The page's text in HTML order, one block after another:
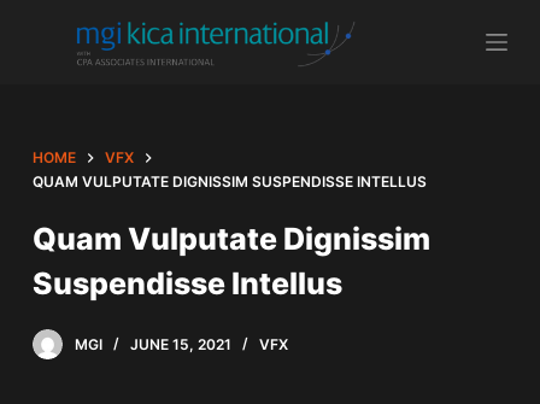
o
o
n
e
HOME
VFX
QUAM VULPUTATE DIGNISSIM SUSPENDISSE INTELLUS
Quam Vulputate Dignissim
Suspendisse Intellus
MGI JUNE 15, 2021 VFX